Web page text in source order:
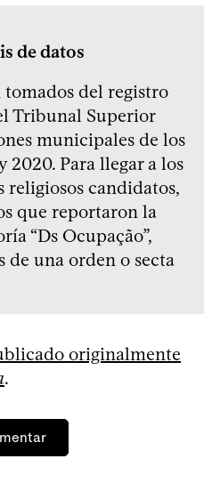
de datos
tomados del registro
Tribunal Superior
municipales de los
2020. Para llegar a los
religiosos candidatos,
que reportaron la
“Ds Ocupação”,
de una orden o secta
originalmente
.